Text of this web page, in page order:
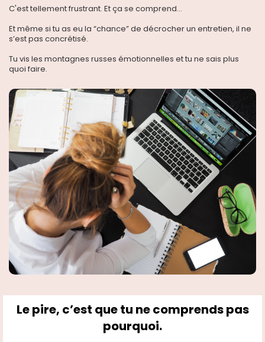
C'est tellement frustrant. Et ça se comprend...
Et même si tu as eu la “chance” de décrocher un entretien, il ne
s’est pas concrétisé.
Tu vis les montagnes russes émotionnelles et tu ne sais plus
quoi faire.
Le pire, c’est que tu ne comprends pas
pourquoi.